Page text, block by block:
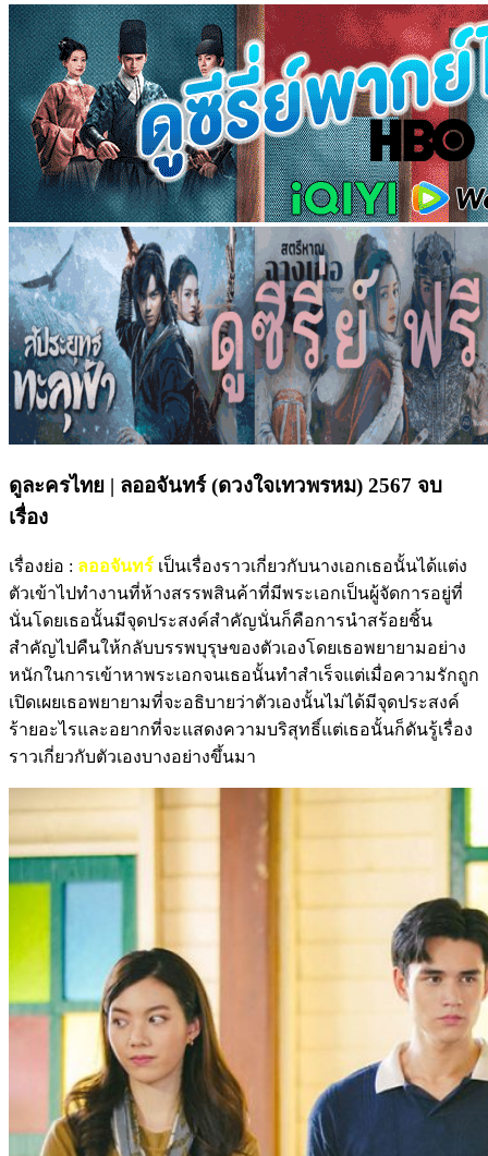
ดูละครไทย | ลออจันทร์ (ดวงใจเทวพรหม) 2567 จบ
เรื่อง
เรื่องย่อ : ลออจันทร์ เป็นเรื่องราวเกี่ยวกับนางเอกเธอนั้นได้แต่ง
ตัวเข้าไปทำงานที่ห้างสรรพสินค้าที่มีพระเอกเป็นผู้จัดการอยู่ที่
นั่นโดยเธอนั้นมีจุดประสงค์สำคัญนั่นก็คือการนำสร้อยชิ้น
สำคัญไปคืนให้กลับบรรพบุรุษของตัวเองโดยเธอพยายามอย่าง
หนักในการเข้าหาพระเอกจนเธอนั้นทำสำเร็จแต่เมื่อความรักถูก
เปิดเผยเธอพยายามที่จะอธิบายว่าตัวเองนั้นไม่ได้มีจุดประสงค์
ร้ายอะไรและอยากที่จะแสดงความบริสุทธิ์แต่เธอนั้นก็ดันรู้เรื่อง
ราวเกี่ยวกับตัวเองบางอย่างขึ้นมา